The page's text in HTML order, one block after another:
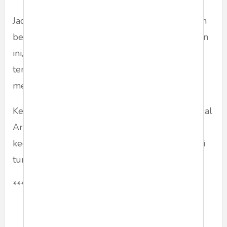
Jadi, sodara-sodara, kepada mereka yang masih
bermain-main dengan perpanjangan kekuasaan
ini, kita layak mengingatkan: jangan sampai
termakan tulah kekuasaan. Seperti laron yang
mengejar cahaya dan terjengkang kepanasan.
Kekuasaan, kata Pramoedya dalam novel kolosal
Arus Balik, "seperti unggun api dalam
kegelapan dan orang berterbangan untuk mati
tumpas di dalamnya."
***